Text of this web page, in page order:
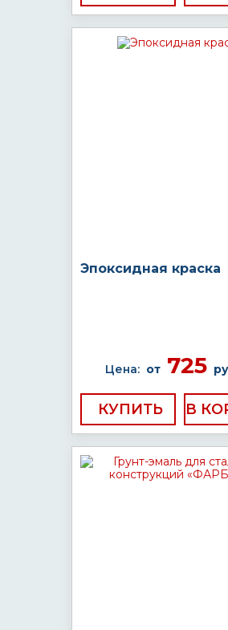
Эпоксидная краска
Цена: от 725
КУПИТЬ